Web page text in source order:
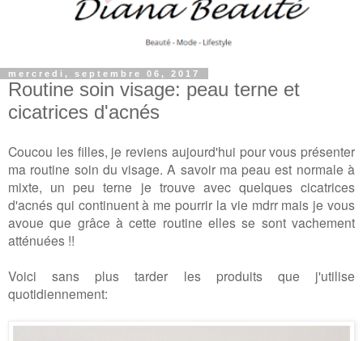
mercredi, septembre 06, 2017
Routine soin visage: peau terne et
cicatrices d'acnés
Coucou les filles, je reviens aujourd'hui pour vous présenter
ma routine soin du visage. A savoir ma peau est normale à
mixte, un peu terne je trouve avec quelques cicatrices
d'acnés qui continuent à me pourrir la vie mdrr mais je vous
avoue que grâce à cette routine elles se sont vachement
atténuées !!
Voici sans plus tarder les produits que j'utilise
quotidiennement: